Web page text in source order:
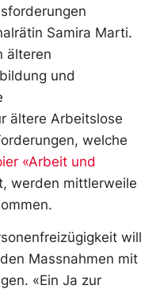
Samira Marti.
älteren
und
ältere Arbeitslose
welche
«Arbeit und
werden mittlerweile
will
Massnahmen mit
«Ein Ja zur